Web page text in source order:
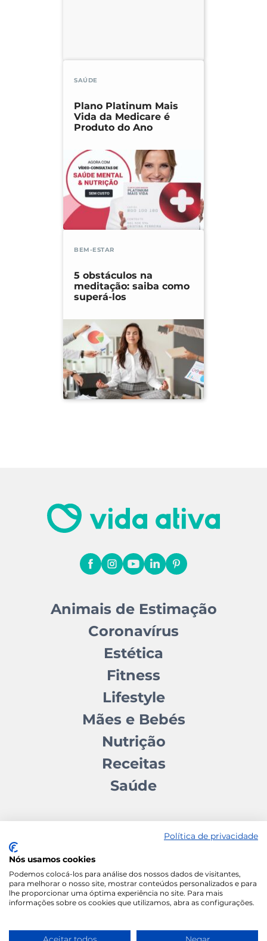
SAÚDE
Plano Platinum Mais
Vida da Medicare é
Produto do Ano
BEM-ESTAR
5 obstáculos na
meditação: saiba como
superá-los
Animais de Estimação
Coronavírus
Estética
Fitness
Lifestyle
Mães e Bebés
Nutrição
Receitas
Saúde
Contactos Quem somos Autores
Estatuto Editorial
Ficha Técnica
Manifesto
Política de Privacidade
Política de privacidade
Nós usamos cookies
Podemos colocá-los para análise dos nossos dados de visitantes,
para melhorar o nosso site, mostrar conteúdos personalizados e para
lhe proporcionar uma óptima experiência no site. Para mais
informações sobre os cookies que utilizamos, abra as configurações.